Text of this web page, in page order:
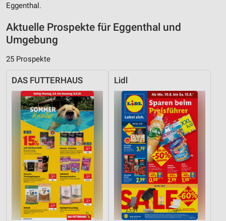
Eggenthal.
Aktuelle Prospekte für Eggenthal und
Umgebung
25 Prospekte
DAS FUTTERHAUS Lidl